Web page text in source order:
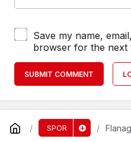
Save my name,
browser for the next
SUBMIT COMMENT
SPOR